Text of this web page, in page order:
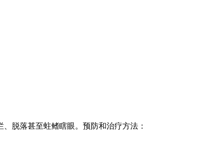
脱落甚至蛀鳍瞎眼。预防和治疗方法：